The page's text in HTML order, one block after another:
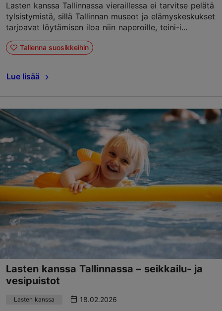
Lasten kanssa Tallinnassa vieraillessa ei tarvitse pelätä
tylsistymistä, sillä Tallinnan museot ja elämyskeskukset
tarjoavat löytämisen iloa niin naperoille, teini-i...
Tallenna suosikkeihin
Lue lisää
Lasten kanssa Tallinnassa – seikkailu- ja
vesipuistot
Lasten kanssa 18.02.2026